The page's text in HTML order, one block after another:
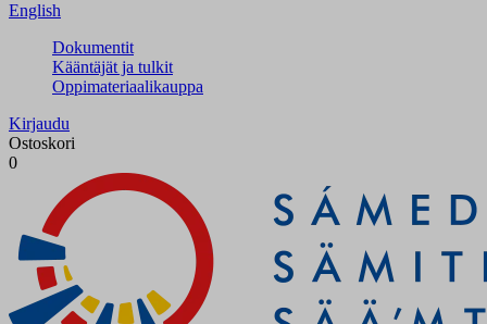
English
Dokumentit
Kääntäjät ja tulkit
Oppimateriaalikauppa
Kirjaudu
Ostoskori
0